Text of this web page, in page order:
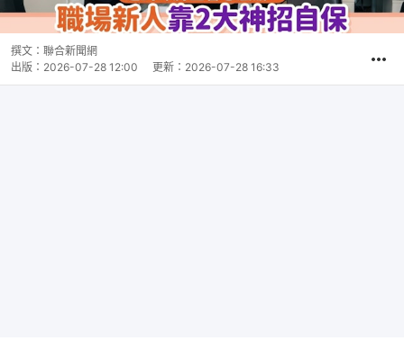
撰文： 聯合新聞網
出版： 2026-07-28 12:00 更新： 2026-07-28 16:33